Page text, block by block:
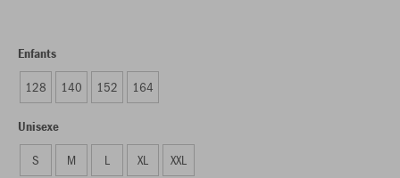
Enfants
128 140 152 164
Unisexe
S M L XL XXL